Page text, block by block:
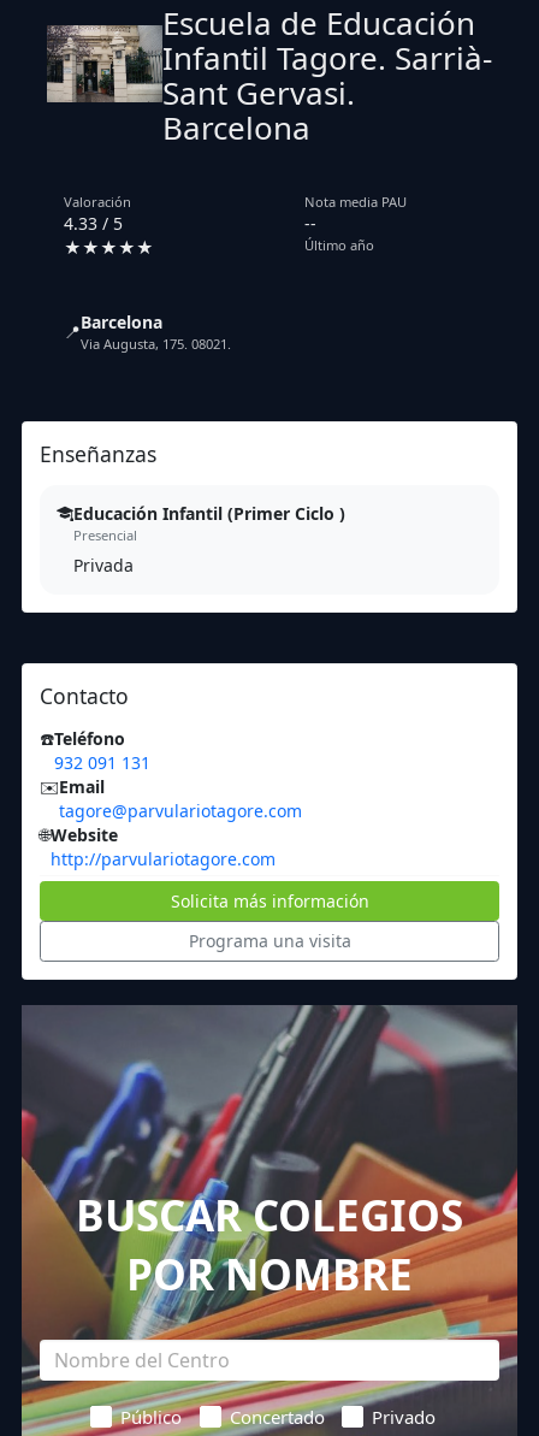
Escuela de Educación
Infantil Tagore. Sarrià-
Sant Gervasi.
Barcelona
Valoración
4.33 / 5
★★★★★
Nota media PAU
--
Último año
📍Barcelona
Via Augusta, 175. 08021.
Enseñanzas
Educación Infantil (Primer Ciclo )
Presencial
Privada
Contacto
☎️Teléfono
932 091 131
✉️Email
tagore@parvulariotagore.com
🌐Website
http://parvulariotagore.com
Solicita más información
Programa una visita
BUSCAR COLEGIOS
POR NOMBRE
Público Concertado
Privado